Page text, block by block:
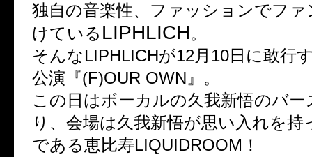
独自の音楽性、ファッションでファ
けている LIPHLICH。
そんなLIPHLICHが12月10日に敢行
公演『(F)OUR OWN』。
この日はボーカルの久我新悟のバー
り、会場は久我新悟が思い入れを持
である恵比寿LIQUIDROOM！